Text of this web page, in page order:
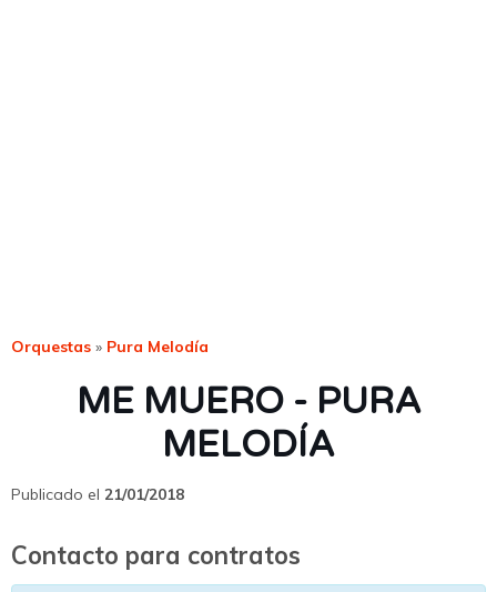
Orquestas » Pura Melodía
ME MUERO - PURA
MELODÍA
Publicado el 21/01/2018
Contacto para contratos